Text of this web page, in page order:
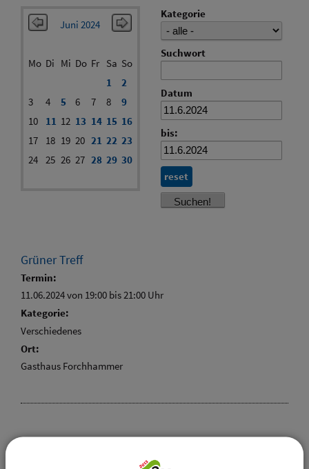
Juni 2024
Mo Di Mi Do Fr Sa So
1
2
3
4 5 6 7 8
9
10
11 12 13 14 15 16
17
18 19 20 21 22 23
24 25 26 27 28 29 30
Kategorie
Suchwort
Datum
bis:
reset
Grüner Treff
Termin:
11.06.2024 von 19:00 bis 21:00 Uhr
Kategorie:
Verschiedenes
Ort:
Gasthaus Forchhammer